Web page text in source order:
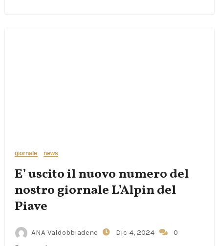
giornale news
E’ uscito il nuovo numero del
nostro giornale L’Alpin del
Piave
ANA Valdobbiadene Dic 4, 2024
0